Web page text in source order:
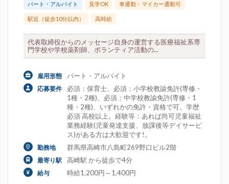
パート・アルバイト 見学OK 車通勤・マイカー通勤可
駅近（徒歩10分以内） 高時給
代表取締役からのメッセージ自身の運営する医療福祉系専
門学校や学校薬剤師、ボランティア活動の...
雇用形態 パート・アルバイト
応募要件
必須：保育士、必須：小学校教諭免許(専修・
1種・2種)、必須：中学校教諭免許(専修・1
種・2種)、いずれかの免許・資格で可。学歴
必須 高校以上。経験等：あれば尚可児童福祉
業務経験(児童発達支援、放課後等デイサービ
ス)がある方は大歓迎です!。
勤務地 群馬県高崎市八島町269野口ビル2階
最寄り駅 高崎駅 から徒歩で4分
給与 時給1,200円～1,400円